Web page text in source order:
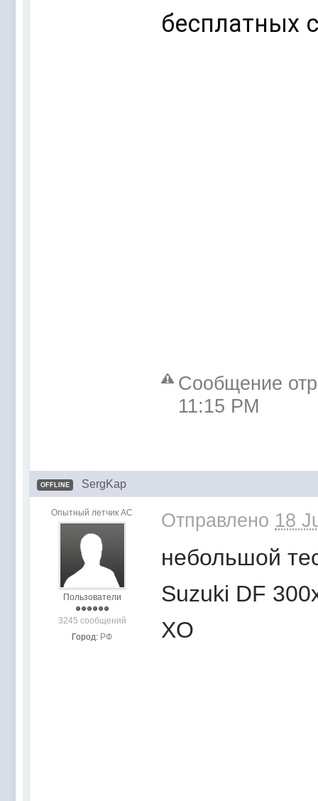
бесплатных
Сообщение
11:15 PM
OFFLINE SergKap
Опытный летчик АС
Пользователи
3245 сообщений
Город: РФ
Отправлено 18
небольшой
Suzuki DF
XO